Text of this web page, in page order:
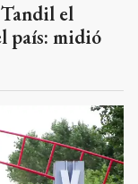
el
país: midió